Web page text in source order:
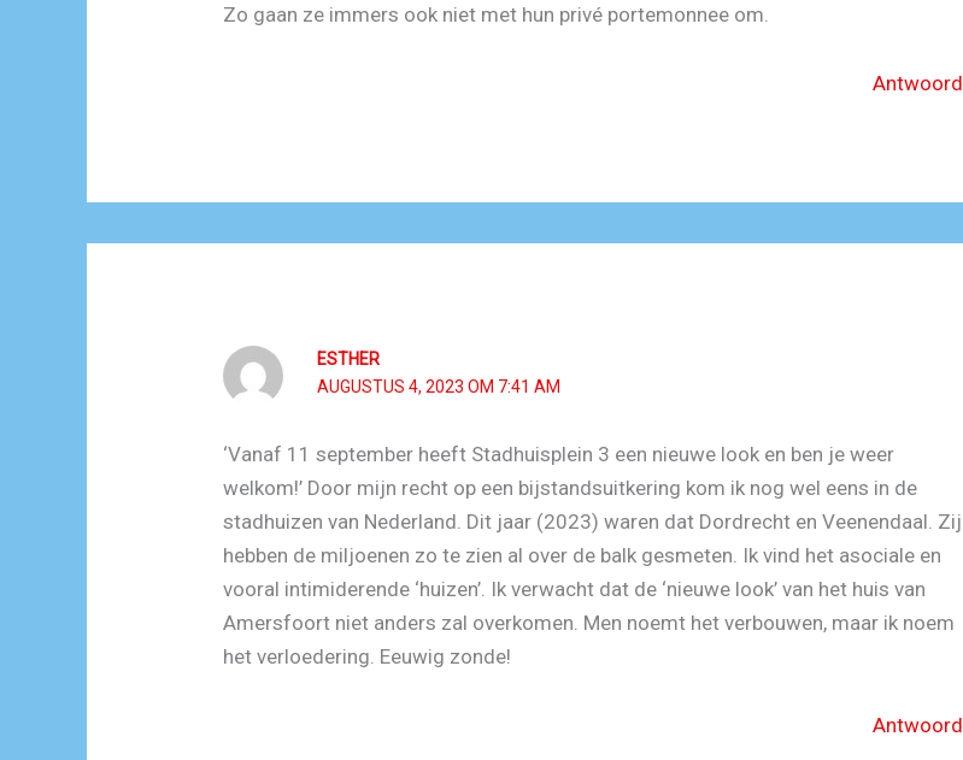
Zo gaan ze immers ook niet met hun privé portemonnee om.
Antwoord
ESTHER
AUGUSTUS 4, 2023 OM 7:41 AM
‘Vanaf 11 september heeft Stadhuisplein 3 een nieuwe look en ben je weer
welkom!’ Door mijn recht op een bijstandsuitkering kom ik nog wel eens in de
stadhuizen van Nederland. Dit jaar (2023) waren dat Dordrecht en Veenendaal. Zij
hebben de miljoenen zo te zien al over de balk gesmeten. Ik vind het asociale en
vooral intimiderende ‘huizen’. Ik verwacht dat de ‘nieuwe look’ van het huis van
Amersfoort niet anders zal overkomen. Men noemt het verbouwen, maar ik noem
het verloedering. Eeuwig zonde!
Antwoord